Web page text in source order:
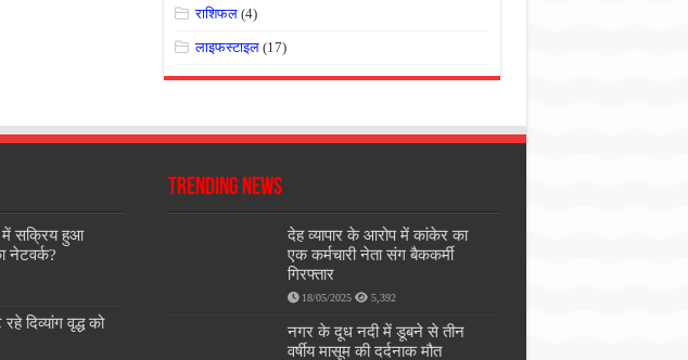
राशिफल (4)
लाइफस्टाइल (17)
में सक्रिय हुआ
नेटवर्क?
दिव्यांग वृद्ध को
Trending News
देह व्यापार के आरोप में कांकेर का
एक कर्मचारी नेता संग बैककर्मी
गिरफ्तार
18/05/2025 5,392
नगर के दूध नदी में डूबने से तीन
वर्षीय मासूम की दर्दनाक मौत